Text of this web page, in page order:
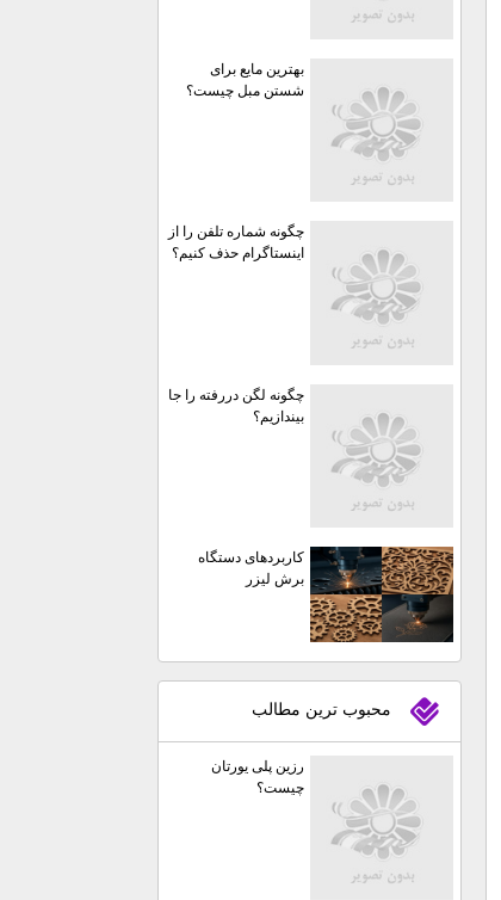
بهترین مایع برای
شستن مبل چیست؟
چگونه شماره تلفن را از
اینستاگرام حذف کنیم؟
چگونه لگن دررفته را جا
بیندازیم؟
کاربردهای دستگاه
برش لیزر
محبوب ترين مطالب
رزین پلی یورتان
چیست؟